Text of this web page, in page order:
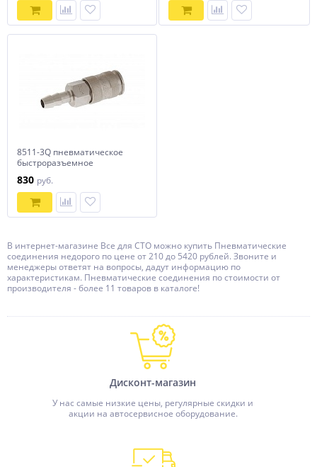
8511-3Q пневматическое
быстроразъемное
830 руб.
В интернет-магазине Все для СТО можно купить Пневматические
соединения недорого по цене от 210 до 5420 рублей. Звоните и
менеджеры ответят на вопросы, дадут информацию по
характеристикам. Пневматические соединения по стоимости от
производителя - более 11 товаров в каталоге!
Дисконт-магазин
У нас самые низкие цены, регулярные скидки и
акции на автосервисное оборудование.